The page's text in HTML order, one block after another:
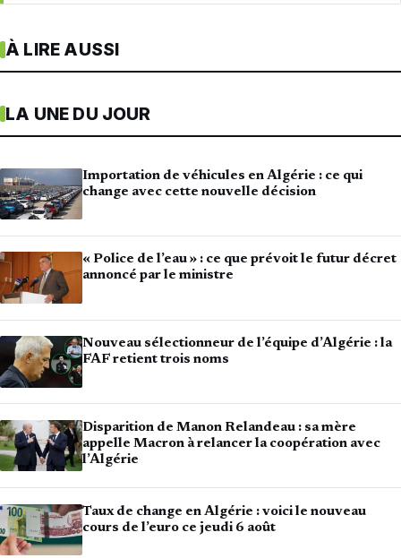
À LIRE AUSSI
LA UNE DU JOUR
Importation de véhicules en Algérie : ce qui
change avec cette nouvelle décision
« Police de l’eau » : ce que prévoit le futur décret
annoncé par le ministre
Nouveau sélectionneur de l’équipe d’Algérie : la
FAF retient trois noms
Disparition de Manon Relandeau : sa mère
appelle Macron à relancer la coopération avec
l’Algérie
Taux de change en Algérie : voici le nouveau
cours de l’euro ce jeudi 6 août